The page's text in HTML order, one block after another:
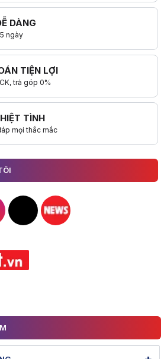
DÀNG
ngày
TIỆN LỢI
trả góp 0%
TÌNH
mọi thắc mắc
Instagram
Hacom TikTok